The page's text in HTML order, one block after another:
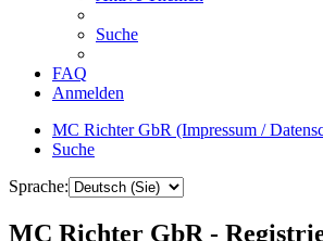
Suche
FAQ
Anmelden
MC Richter GbR (Impressum /
Suche
Sprache:
MC Richter GbR -